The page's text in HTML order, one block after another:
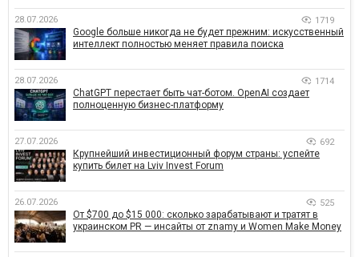
28.07.2026 1719
Google больше никогда не будет прежним: искусственный
интеллект полностью меняет правила поиска
28.07.2026 1714
ChatGPT перестает быть чат-ботом. OpenAI создает
полноценную бизнес-платформу
27.07.2026 692
Крупнейший инвестиционный форум страны: успейте
купить билет на Lviv Invest Forum
26.07.2026 525
От $700 до $15 000: сколько зарабатывают и тратят в
украинском PR — инсайты от znamy и Women Make Money